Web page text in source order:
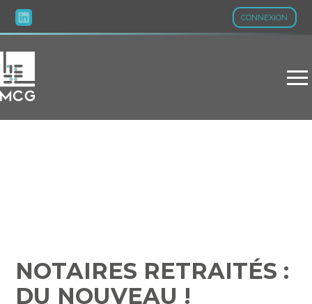
CONNEXION
Aller
au
NOTAIRES RETRAITÉS :
DU NOUVEAU !